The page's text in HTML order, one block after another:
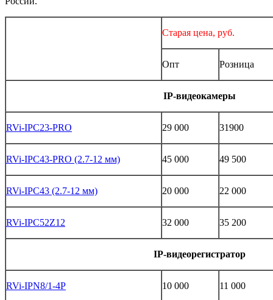
Старая цена, руб.
Опт Розница
IP-видеокамеры
RVi-IPC23-PRO 29 000 31900
RVi-IPC43-PRO (2.7-12 мм) 45 000 49 500
RVi-IPC43 (2.7-12 мм) 20 000 22 000
RVi-IPC52Z12 32 000 35 200
IP-видеорегистратор
RVi-IPN8/1-4P 10 000 11 000